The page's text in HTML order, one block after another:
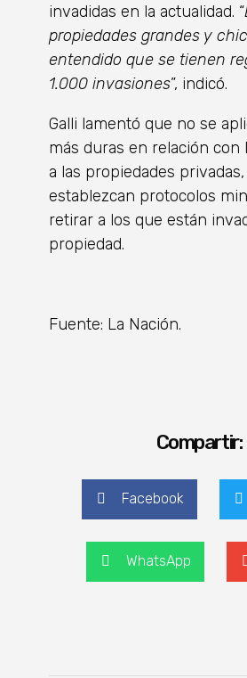
inva­didas en la actualidad. “
propiedades grandes y
entendido que se tienen
1.000 invasio­nes”, indicó.
Galli lamentó que no se
más duras en relación con
a las propiedades
establezcan protocolos
retirar a los que están
propiedad.
Fuente: La Nación.
Compartir:
Facebook
WhatsApp